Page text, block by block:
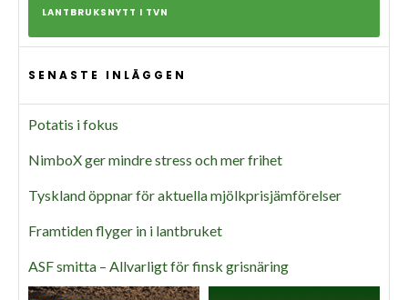
LANTBRUKSNYTT I TVN
SENASTE INLÄGGEN
Potatis i fokus
NimboX ger mindre stress och mer frihet
Tyskland öppnar för aktuella mjölkprisjämförelser
Framtiden flyger in i lantbruket
ASF smitta – Allvarligt för finsk grisnäring